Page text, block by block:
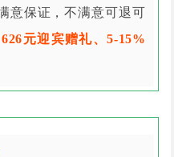
意保证，不满意可退可
元迎宾赠礼、5-15%